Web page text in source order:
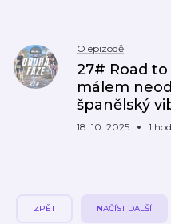
O epizodě
27# Road to
málem
španělský
18. 10. 2025 1
ZPĚT NAČÍST DALŠÍ